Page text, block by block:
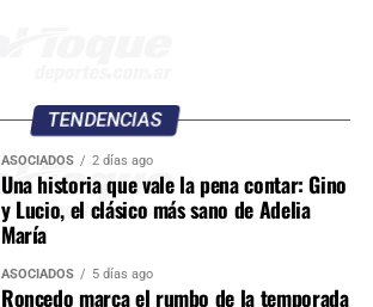
TENDENCIAS
ASOCIADOS 2 días ago
Una historia que vale la pena contar: Gino
y Lucio, el clásico más sano de Adelia
María
ASOCIADOS 5 días ago
Roncedo marca el rumbo de la temporada